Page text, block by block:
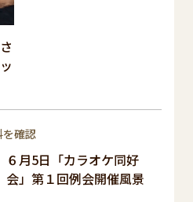
確認
６月5日「カラオケ同好
会」第１回例会開催風景